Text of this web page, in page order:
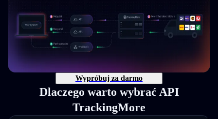
Wypróbuj za darmo
Dlaczego warto wybrać API
TrackingMore